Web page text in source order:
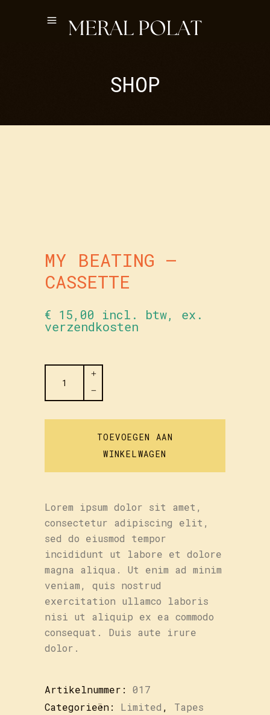
SHOP
MY BEATING –
CASSETTE
€ 15,00 incl. btw, ex.
verzendkosten
Beating
–
Cassette
TOEVOEGEN AAN
WINKELWAGEN
Lorem ipsum dolor sit amet,
consectetur adipiscing elit,
sed do eiusmod tempor
incididunt ut labore et dolore
magna aliqua. Ut enim ad minim
veniam, quis nostrud
exercitation ullamco laboris
nisi ut aliquip ex ea commodo
consequat. Duis aute irure
dolor.
Artikelnummer: 017
Categorieën: Limited , Tapes